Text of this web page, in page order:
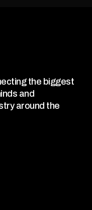
the biggest
and
around the